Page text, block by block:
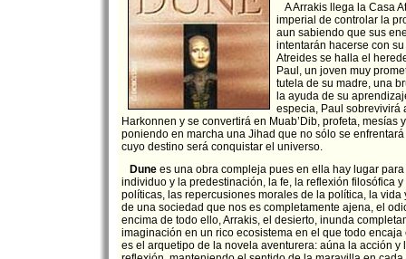
A Arrakis llega la Casa
imperial de controlar la
aun sabiendo que sus
intentarán hacerse con
Atreides se halla el
Paul, un joven muy
tutela de su madre, una
la ayuda de su
especia, Paul sobrevivirá
Harkonnen y se convertirá en Muab’Dib, profeta, mesías
poniendo en marcha una Jihad que no sólo se
cuyo destino será conquistar el universo.
Dune es una obra compleja pues en ella hay lugar
individuo y la predestinación, la fe, la reflexión filosófica
políticas, las repercusiones morales de la política, la vida
de una sociedad que nos es completamente ajena, el
encima de todo ello, Arrakis, el desierto, inunda
imaginación en un rico ecosistema en el que todo encaja
es el arquetipo de la novela aventurera: aúna la acción y